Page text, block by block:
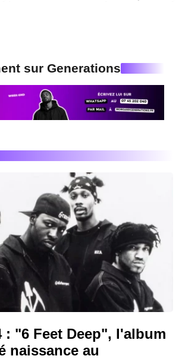
sur Generations
: "6 Feet Deep", l'album
naissance au